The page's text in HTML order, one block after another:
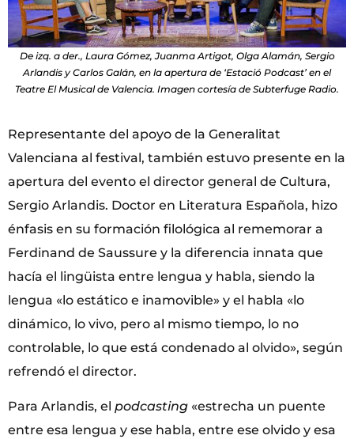
De izq. a der., Laura Gómez, Juanma Artigot, Olga Alamán, Sergio
Arlandis y Carlos Galán, en la apertura de ‘Estació Podcast’ en el
Teatre El Musical de Valencia. Imagen cortesía de Subterfuge Radio.
Representante del apoyo de la Generalitat
Valenciana al festival, también estuvo presente en la
apertura del evento el director general de Cultura,
Sergio Arlandis. Doctor en Literatura Española, hizo
énfasis en su formación filológica al rememorar a
Ferdinand de Saussure y la diferencia innata que
hacía el lingüista entre lengua y habla, siendo la
lengua «lo estático e inamovible» y el habla «lo
dinámico, lo vivo, pero al mismo tiempo, lo no
controlable, lo que está condenado al olvido», según
refrendó el director.
Para Arlandis, el podcasting «estrecha un puente
entre esa lengua y ese habla, entre ese olvido y esa